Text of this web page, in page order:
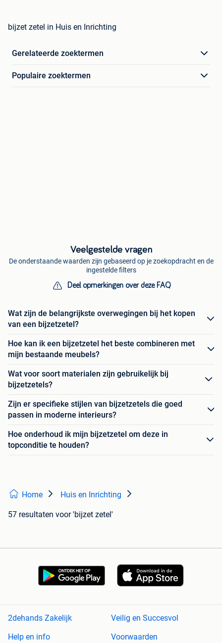
bijzet zetel in Huis en Inrichting
Gerelateerde zoektermen
Populaire zoektermen
Veelgestelde vragen
De onderstaande waarden zijn gebaseerd op je zoekopdracht en de
ingestelde filters
Deel opmerkingen over deze FAQ
Wat zijn de belangrijkste overwegingen bij het kopen
van een bijzetzetel?
Hoe kan ik een bijzetzetel het beste combineren met
mijn bestaande meubels?
Wat voor soort materialen zijn gebruikelijk bij
bijzetzetels?
Zijn er specifieke stijlen van bijzetzetels die goed
passen in moderne interieurs?
Hoe onderhoud ik mijn bijzetzetel om deze in
topconditie te houden?
Home Huis en Inrichting
57 resultaten voor 'bijzet zetel'
2dehands Zakelijk
Veilig en Succesvol
Help en info
Voorwaarden